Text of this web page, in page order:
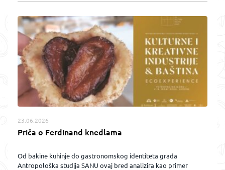
23.06.2026
Priča o Ferdinand knedlama
Od bakine kuhinje do gastronomskog identiteta grada
Antropološka studija SANU ovaj bred analizira kao primer